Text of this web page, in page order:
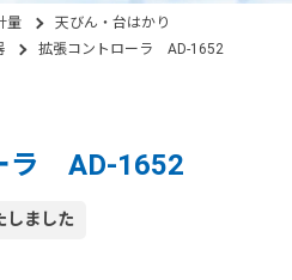
量
天びん・台はかり
拡張コントローラ AD-1652
ラ AD-1652
しました